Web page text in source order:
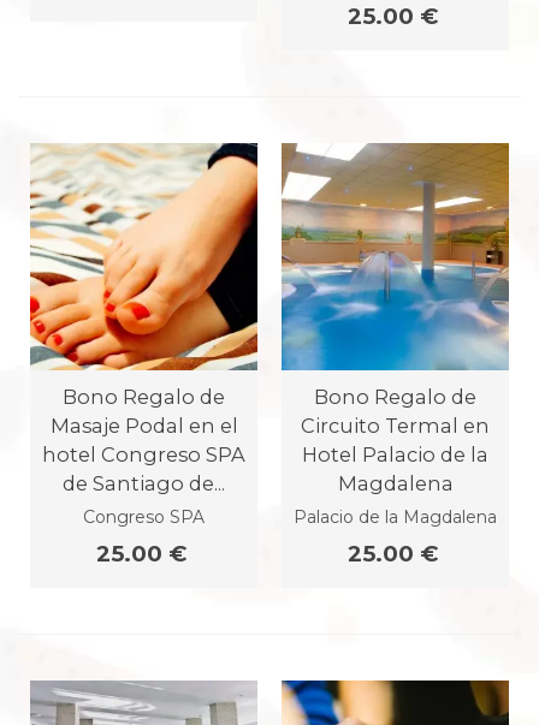
25.00 €
Bono Regalo de
Masaje Podal en el
hotel Congreso SPA
de Santiago de...
Congreso SPA
25.00 €
Bono Regalo de
Circuito Termal en
Hotel Palacio de la
Magdalena
Palacio de la Magdalena
25.00 €